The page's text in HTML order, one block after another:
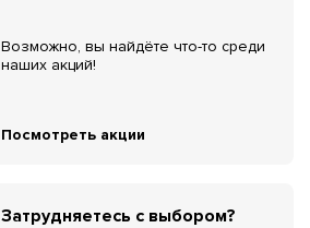
Возможно, вы найдёте что-то среди
наших акций!
Посмотреть акции
Затрудняетесь с выбором?